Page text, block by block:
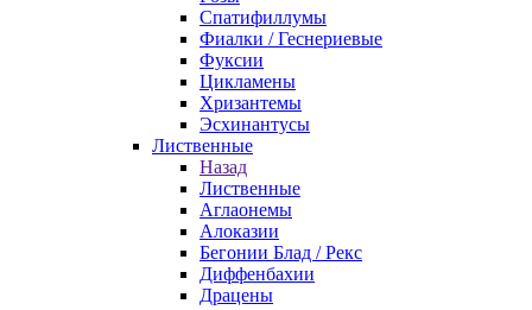
Спатифиллумы
Фиалки / Геснериевые
Фуксии
Цикламены
Хризантемы
Эсхинантусы
Лиственные
Назад
Лиственные
Аглаонемы
Алоказии
Бегонии Блад / Рекс
Диффенбахии
Драцены